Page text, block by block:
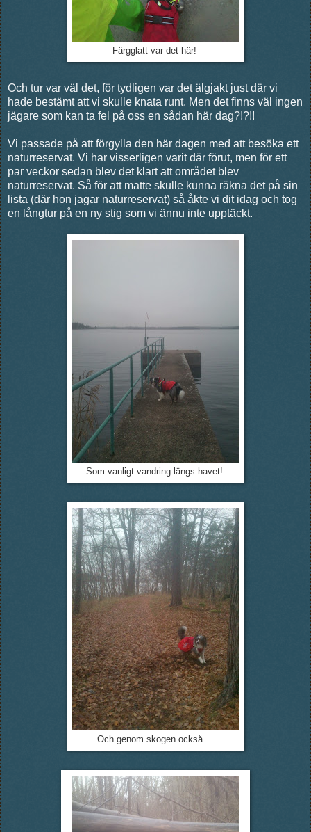
Färgglatt var det här!
Och tur var väl det, för tydligen var det älgjakt just där vi
hade bestämt att vi skulle knata runt. Men det finns väl ingen
jägare som kan ta fel på oss en sådan här dag?!?!!
Vi passade på att förgylla den här dagen med att besöka ett
naturreservat. Vi har visserligen varit där förut, men för ett
par veckor sedan blev det klart att området blev
naturreservat. Så för att matte skulle kunna räkna det på sin
lista (där hon jagar naturreservat) så åkte vi dit idag och tog
en långtur på en ny stig som vi ännu inte upptäckt.
Som vanligt vandring längs havet!
Och genom skogen också....